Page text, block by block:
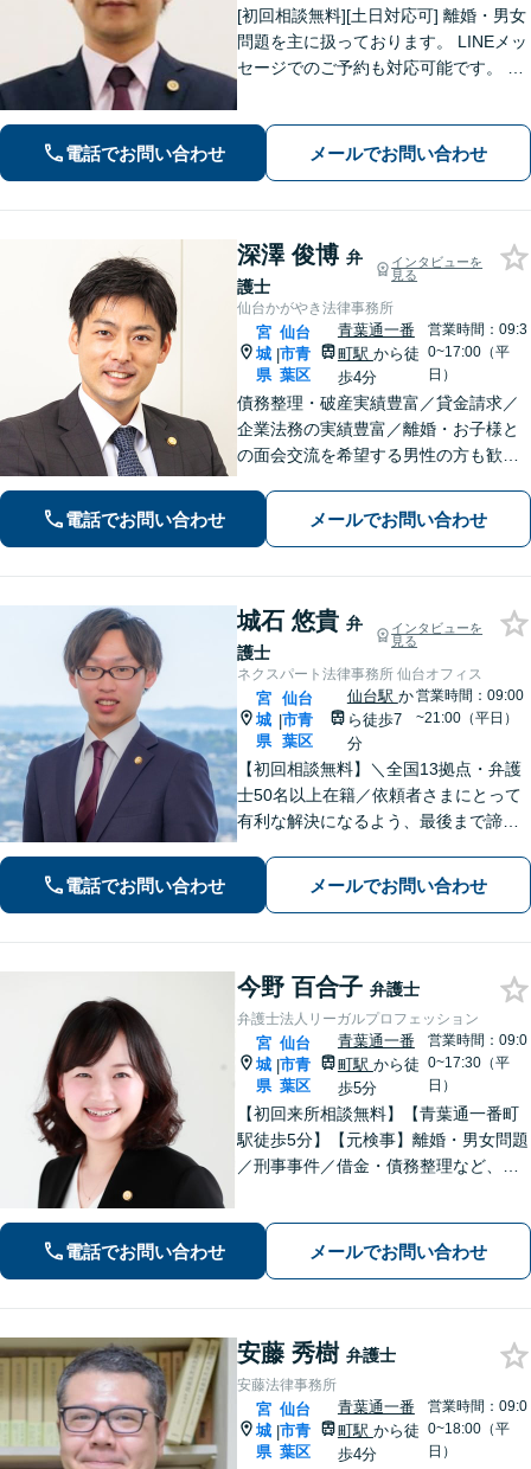
[初回相談無料][土日対応可] 離婚・男女
問題を主に扱っております。 LINEメッ
セージでのご予約も対応可能です。 LI
in.ee/uFqpYWb
電話でお問い合わせ メールでお問い合わせ
深澤 俊博 弁
護士
インタビューを
見る
仙台かがやき法律事務所
宮
城
県
|
仙台
市青
葉区
青葉通一番
町駅 から徒
歩4分
営業時間：09:3
0~17:00（平
日）
債務整理・破産実績豊富／貸金請求／
企業法務の実績豊富／離婚・お子様と
の面会交流を希望する男性の方も歓迎
４年以上・完全個室】
電話でお問い合わせ メールでお問い合わせ
城石 悠貴 弁
護士
インタビューを
見る
ネクスパート法律事務所 仙台オフィス
宮
城
県
|
仙台
市青
葉区
仙台駅 か
ら徒歩7
分
営業時間：09:00
~21:00（平日）
【初回相談無料】＼全国13拠点・弁護
士50名以上在籍／依頼者さまにとって
有利な解決になるよう、最後まで諦め
題/相続/交通事故/刑事事件など、ご相
談ください【夜間・休日対応】
電話でお問い合わせ メールでお問い合わせ
今野 百合子 弁護士
弁護士法人リーガルプロフェッション
宮
城
県
|
仙台
市青
葉区
青葉通一番
町駅 から徒
歩5分
営業時間：09:0
0~17:30（平
日）
【初回来所相談無料】【青葉通一番町
駅徒歩5分】【元検事】離婚・男女問題
／刑事事件／借金・債務整理など、あ
い、最善の解決策へと導くことを最も
重視しています。お困りの方はご相談
電話でお問い合わせ メールでお問い合わせ
安藤 秀樹 弁護士
安藤法律事務所
宮
城
県
|
仙台
市青
葉区
青葉通一番
町駅 から徒
歩4分
営業時間：09:0
0~18:00（平
日）